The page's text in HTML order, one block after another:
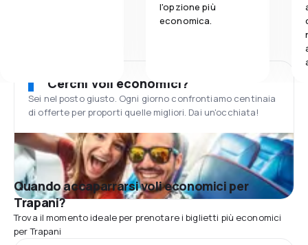
l'opzione più
economica.
Cerchi voli economici?
Sei nel posto giusto. Ogni giorno confrontiamo centinaia
di offerte per proporti quelle migliori. Dai un'occhiata!
Quando accaparrarsi voli economici per
Trapani?
Trova il momento ideale per prenotare i biglietti più economici
per Trapani